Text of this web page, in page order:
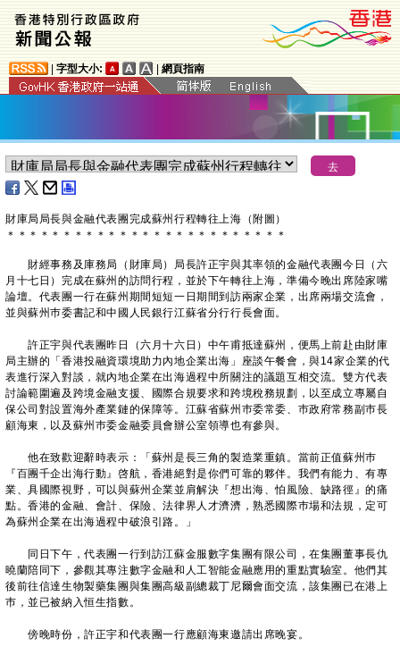
字型大小: 網頁指南
財庫局局長與金融代表團完成蘇州行程轉往上海（附圖）
＊ ＊ ＊ ＊ ＊ ＊ ＊ ＊ ＊ ＊ ＊ ＊ ＊ ＊ ＊ ＊ ＊ ＊ ＊ ＊ ＊ ＊ ＊ ＊ ＊
財經事務及庫務局（財庫局）局長許正宇與其率領的金融代表團今日（六
月十七日）完成在蘇州的訪問行程，並於下午轉往上海，準備今晚出席陸家嘴
論壇。代表團一行在蘇州期間短短一日期間到訪兩家企業，出席兩場交流會，
並與蘇州巿委書記和中國人民銀行江蘇省分行行長會面。
許正宇與代表團昨日（六月十六日）中午甫抵達蘇州，便馬上前赴由財庫
局主辦的「香港投融資環境助力內地企業出海」座談午餐會，與14家企業的代
表進行深入對談，就內地企業在出海過程中所關注的議題互相交流。雙方代表
討論範圍遍及跨境金融支援、國際合規要求和跨境稅務規劃，以至成立專屬自
保公司對設置海外產業鏈的保障等。江蘇省蘇州巿委常委、巿政府常務副巿長
顧海東，以及蘇州巿委金融委員會辦公室領導也有參與。
他在致歡迎辭時表示：「蘇州是長三角的製造業重鎮。當前正值蘇州巿
『百團千企出海行動』啓航，香港絕對是你們可靠的夥伴。我們有能力、有專
業、具國際視野，可以與蘇州企業並肩解決『想出海、怕風險、缺路徑』的痛
點。香港的金融、會計、保險、法律界人才濟濟，熟悉國際巿場和法規，定可
為蘇州企業在出海過程中破浪引路。」
同日下午，代表團一行到訪江蘇金服數字集團有限公司，在集團董事長仇
曉蘭陪同下，參觀其專注數字金融和人工智能金融應用的重點實驗室。他們其
後前往信達生物製藥集團與集團高級副總裁丁尼爾會面交流，該集團已在港上
巿，並已被納入恒生指數。
傍晚時份，許正宇和代表團一行應顧海東邀請出席晚宴。